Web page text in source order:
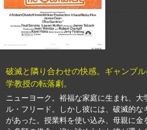
破滅と隣り合わせの快感。ギャンブ
学教授の転落劇。
ニューヨーク。裕福な家庭に生まれ、
ル・フリード。しかし彼には、破滅的
があった。授業料を使い込み、母親に